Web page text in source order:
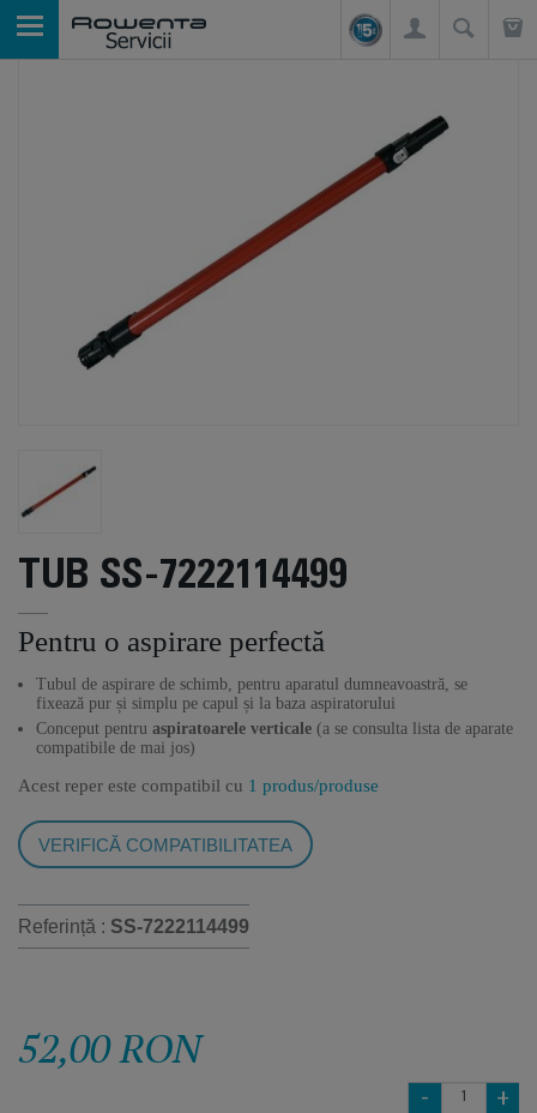
TUB SS-7222114499
Pentru o aspirare perfectă
Tubul de aspirare de schimb, pentru aparatul dumneavoastră, se
fixează pur și simplu pe capul și la baza aspiratorului
Conceput pentru aspiratoarele verticale (a se consulta lista de aparate
compatibile de mai jos)
Acest reper este compatibil cu 1 produs/produse
VERIFICĂ COMPATIBILITATEA
Referință : SS-7222114499
52,00 RON
- +